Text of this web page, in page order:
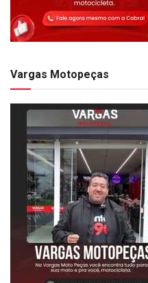
Vargas Motopeças